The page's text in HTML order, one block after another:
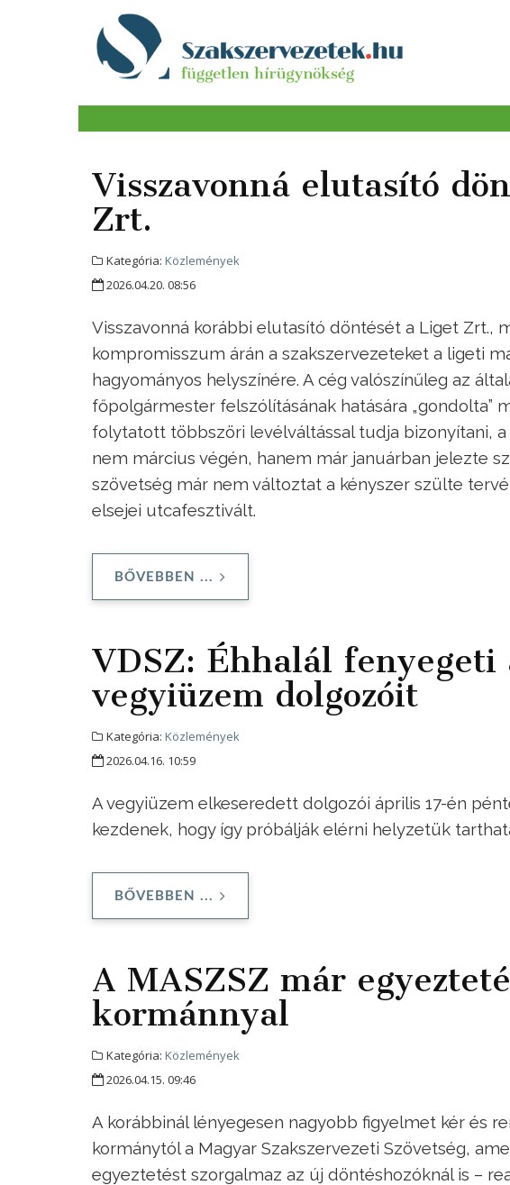
Visszavonná elutasító
Zrt.
Kategória: Közlemények
2026.04.20. 08:56
Visszavonná korábbi elutasító döntését a Liget Zrt.,
kompromisszum árán a szakszervezeteket a ligeti
hagyományos helyszínére. A cég valószínűleg az
főpolgármester felszólításának hatására „gondolta”
folytatott többszöri levélváltással tudja bizonyítani,
nem március végén, hanem már januárban jelezte
szövetség már nem változtat a kényszer szülte
elsejei utcafesztivált.
BŐVEBBEN ...
VDSZ: Éhhalál fenyegeti
vegyiüzem dolgozóit
Kategória: Közlemények
2026.04.16. 10:59
A vegyiüzem elkeseredett dolgozói április 17-én
kezdenek, hogy így próbálják elérni helyzetük
BŐVEBBEN ...
A MASZSZ már
kormánnyal
Kategória: Közlemények
2026.04.15. 09:46
A korábbinál lényegesen nagyobb figyelmet kér és
kormánytól a Magyar Szakszervezeti Szövetség,
egyeztetést szorgalmaz az új döntéshozóknál is –